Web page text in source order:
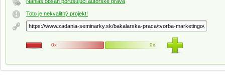
Toto je nekvalitný projekt!
0x 0x